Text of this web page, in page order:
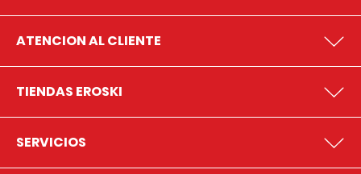
ATENCION AL CLIENTE
TIENDAS EROSKI
SERVICIOS